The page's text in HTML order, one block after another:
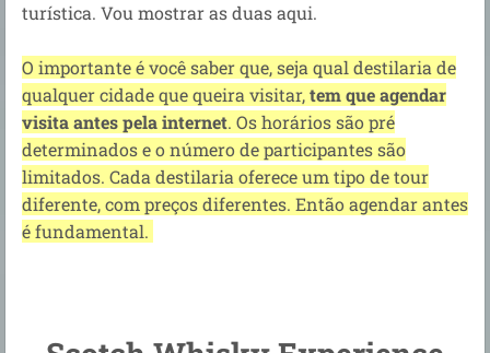
turística. Vou mostrar as duas aqui.
O importante é você saber que, seja qual destilaria de
qualquer cidade que queira visitar,tem que agendar
visita antes pela internet. Os horários são pré
determinados e o número de participantes são
limitados. Cada destilaria oferece um tipo de tour
diferente, com preços diferentes. Então agendar antes
é fundamental.